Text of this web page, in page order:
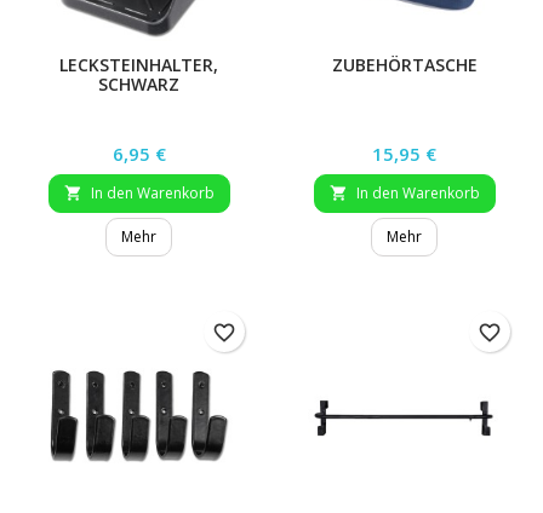
LECKSTEINHALTER,
SCHWARZ
Preis
6,95 €
 In den Warenkorb
Mehr
ZUBEHÖRTASCHE
Preis
15,95 €
 In den Warenkorb
Mehr
favorite_border favorite_border